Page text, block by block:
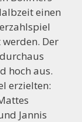
einen
Der
hoch aus.
erzielten:
Jannis